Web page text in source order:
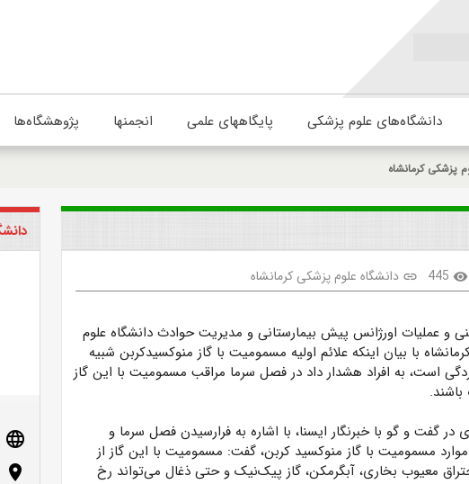
دانشگاه‌های علوم پزشکی پایگاههای علمی انجمنها پژوهشگاه‌ها
پزشکی کرمانشاه
visibility
445
link دانشگاه علوم پزشکی کرمانشاه
و عملیات اورژانس پیش بیمارستانی و مدیریت حوادث دانشگاه علوم
با بیان اینکه علائم اولیه مسمومیت با گاز منوکسیدکربن شبیه
است، به افراد هشدار داد در فصل سرما مراقب مسمومیت با این گاز
در گفت و گو با خبرنگار ایسنا، با اشاره به فرارسیدن فصل سرما و
مسمومیت با گاز منوکسید کربن، گفت: مسمومیت با این گاز از
معیوب بخاری، آبگرمکن، گاز پیک‌نیک و حتی ذغال می‌تواند رخ
language
location_on